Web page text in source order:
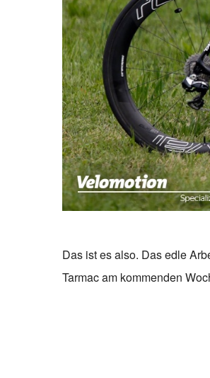
Das ist es also. Das edle
Tarmac am kommenden